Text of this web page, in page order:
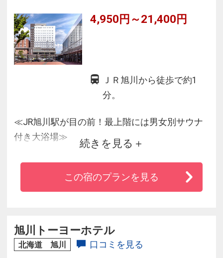
4,950円～21,400円
ＪＲ旭川から徒歩で約1
分。
≪JR旭川駅が目の前！最上階には男女別サウナ
付き大浴場≫
大自然の中でのくつろぎをイメージした客室
は、ツインとセミダブルをご用意。
最上階には、男女それぞれに足が伸ばせる大浴
したロビーの窓から、美しい旭川駅前のパノラ
マビューもお楽しみいただけます。
続きを見る
この宿のプランを見る
旭川トーヨーホテル
北海道 旭川 口コミを見る